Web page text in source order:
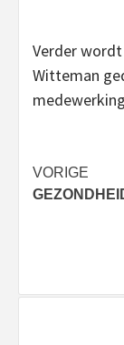
Verder
Witteman
Bericht
VORIGE